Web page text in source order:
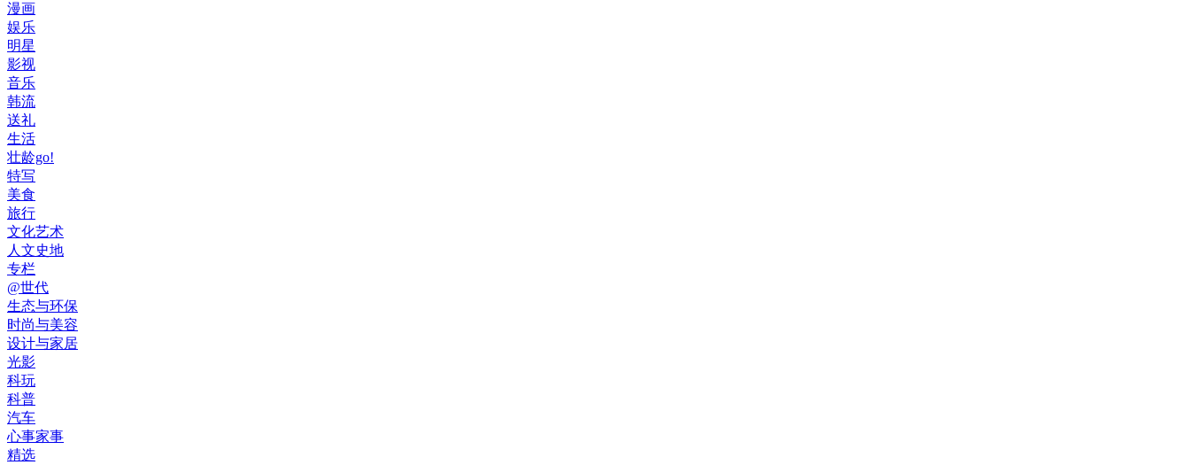
漫画
娱乐
明星
影视
音乐
韩流
送礼
生活
壮龄go!
特写
美食
旅行
文化艺术
人文史地
专栏
@世代
生态与环保
时尚与美容
设计与家居
光影
科玩
科普
汽车
心事家事
精选